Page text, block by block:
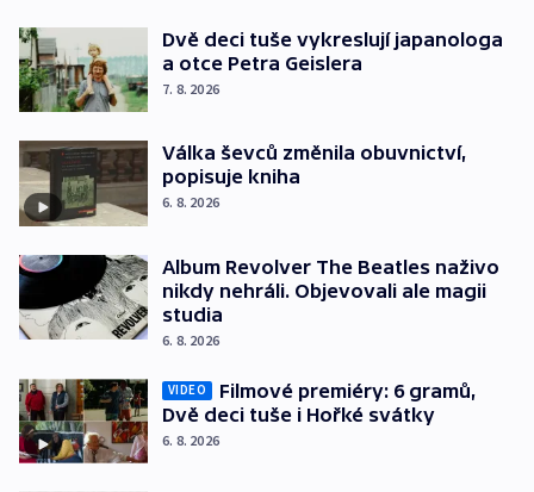
Dvě deci tuše vykreslují japanologa
a otce Petra Geislera
7. 8. 2026
Válka ševců změnila obuvnictví,
popisuje kniha
6. 8. 2026
Album Revolver The Beatles naživo
nikdy nehráli. Objevovali ale magii
studia
6. 8. 2026
VIDEO
Filmové premiéry: 6 gramů,
Dvě deci tuše i Hořké svátky
6. 8. 2026